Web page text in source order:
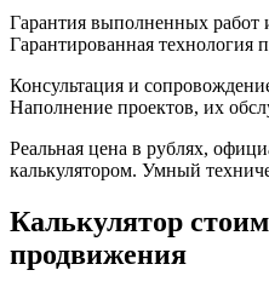
Гарантия выполненных работ
Гарантированная технология
Консультация и
Наполнение проектов, их
Реальная цена в рублях,
калькулятором. Умный
Калькулятор
продвижения